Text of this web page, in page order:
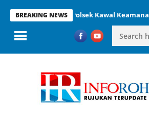
BREAKING NEWS
Lancar, Polsek Kawal Keamanan Saat